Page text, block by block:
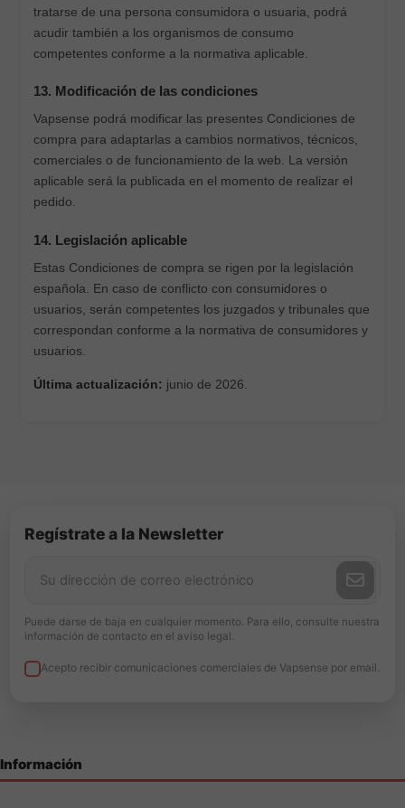
tratarse de una persona consumidora o usuaria, podrá
acudir también a los organismos de consumo
competentes conforme a la normativa aplicable.
13. Modificación de las condiciones
Vapsense podrá modificar las presentes Condiciones de
compra para adaptarlas a cambios normativos, técnicos,
comerciales o de funcionamiento de la web. La versión
aplicable será la publicada en el momento de realizar el
pedido.
14. Legislación aplicable
Estas Condiciones de compra se rigen por la legislación
española. En caso de conflicto con consumidores o
usuarios, serán competentes los juzgados y tribunales que
correspondan conforme a la normativa de consumidores y
usuarios.
Última actualización: junio de 2026.
Regístrate a la Newsletter
Puede darse de baja en cualquier momento. Para ello, consulte nuestra
información de contacto en el aviso legal.
Acepto recibir comunicaciones comerciales de Vapsense por email.
Información